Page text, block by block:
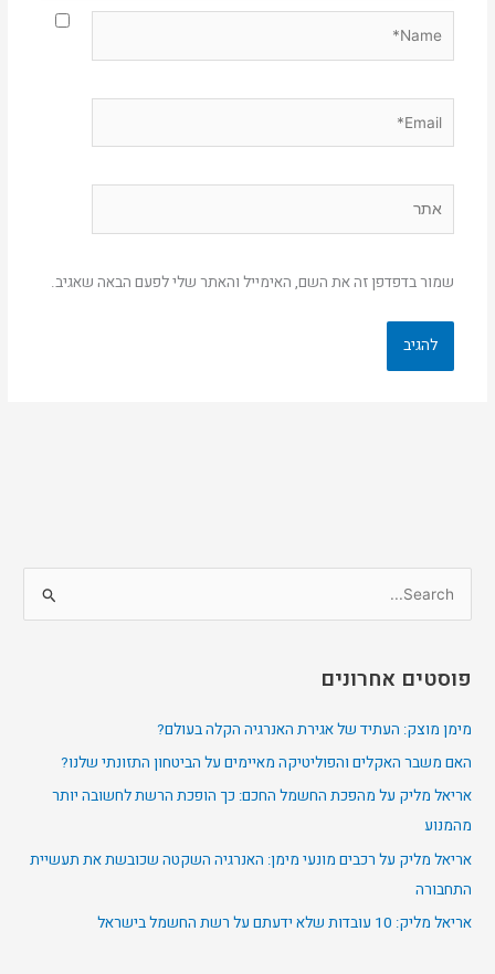
שמור בדפדפן זה את השם, האימייל והאתר שלי לפעם הבאה שאגיב.
e
r
o
r
:
פוסטים אחרונים
מימן מוצק: העתיד של אגירת האנרגיה הקלה בעולם?
האם משבר האקלים והפוליטיקה מאיימים על הביטחון התזונתי שלנו?
אריאל מליק על מהפכת החשמל החכם: כך הופכת הרשת לחשובה יותר
מהמנוע
אריאל מליק על רכבים מונעי מימן: האנרגיה השקטה שכובשת את תעשיית
התחבורה
אריאל מליק: 10 עובדות שלא ידעתם על רשת החשמל בישראל